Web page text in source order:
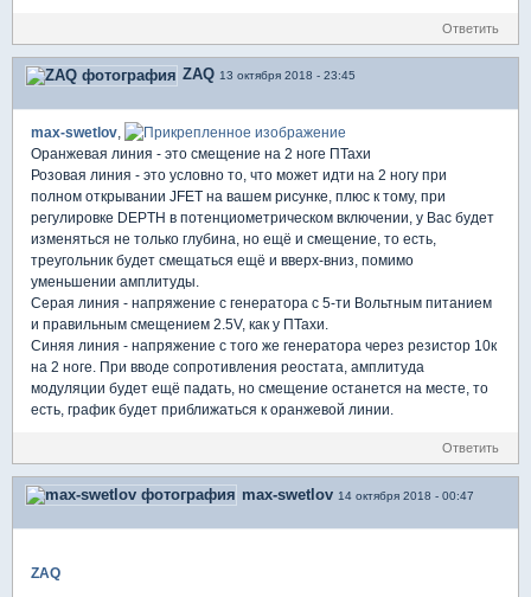
Ответить
ZAQ 13 октября 2018 - 23:45
max-swetlov
Оранжевая линия - это смещение на 2 ноге ПТахи
Розовая линия - это условно то, что может идти на 2 ногу при
полном открывании JFET на вашем рисунке, плюс к тому, при
регулировке DEPTH в потенциометрическом включении, у Вас будет
изменяться не только глубина, но ещё и смещение, то есть,
треугольник будет смещаться ещё и вверх-вниз, помимо
уменьшении амплитуды.
Серая линия - напряжение с генератора с 5-ти Вольтным питанием
и правильным смещением 2.5V, как у ПТахи.
Синяя линия - напряжение с того же генератора через резистор 10к
на 2 ноге. При вводе сопротивления реостата, амплитуда
модуляции будет ещё падать, но смещение останется на месте, то
есть, график будет приближаться к оранжевой линии.
Ответить
max-swetlov 14 октября 2018 - 00:47
ZAQ